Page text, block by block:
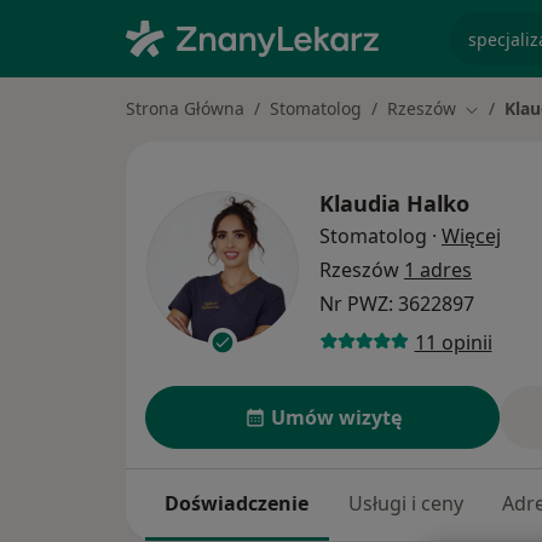
Strona Główna Stomatolog Rzeszów Zmień
Klaudia Halko
Stomatolog · Więcej
Rzeszów 1 adres
Nr PWZ: 3622897
11 opinii
Umów wizytę
Doświadczenie Usługi i ceny